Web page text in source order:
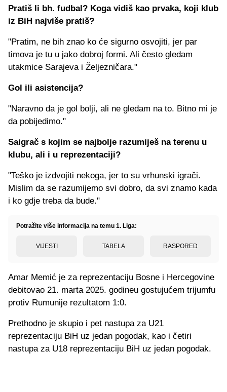
Pratiš li bh. fudbal? Koga vidiš kao prvaka, koji klub
iz BiH najviše pratiš?
"Pratim, ne bih znao ko će sigurno osvojiti, jer par
timova je tu u jako dobroj formi. Ali često gledam
utakmice Sarajeva i Željezničara."
Gol ili asistencija?
"Naravno da je gol bolji, ali ne gledam na to. Bitno mi je
da pobijedimo."
Saigrač s kojim se najbolje razumiješ na terenu u
klubu, ali i u reprezentaciji?
"Teško je izdvojiti nekoga, jer to su vrhunski igrači.
Mislim da se razumijemo svi dobro, da svi znamo kada
i ko gdje treba da bude."
Potražite više informacija na temu 1. Liga:
VIJESTI TABELA RASPORED
Amar Memić je za reprezentaciju Bosne i Hercegovine
debitovao 21. marta 2025. godineu gostujućem trijumfu
protiv Rumunije rezultatom 1:0.
Prethodno je skupio i pet nastupa za U21
reprezentaciju BiH uz jedan pogodak, kao i četiri
nastupa za U18 reprezentaciju BiH uz jedan pogodak.